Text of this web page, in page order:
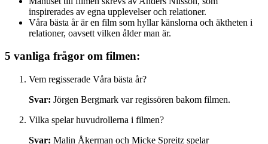
inspirerades av egna upplevelser och relationer.
Våra bästa år är en film som hyllar känslorna och äktheten i
relationer, oavsett vilken ålder man är.
5 vanliga frågor om filmen:
Vem regisserade Våra bästa år?
Svar: Jörgen Bergmark var regissören bakom filmen.
Vilka spelar huvudrollerna i filmen?
Svar: Malin Åkerman och Micke Spreitz spelar